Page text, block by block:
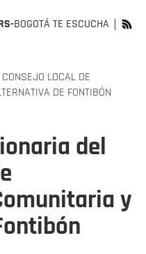
BOGOTÁ TE ESCUCHA
LOCAL DE
DE FONTIBÓN
del
y